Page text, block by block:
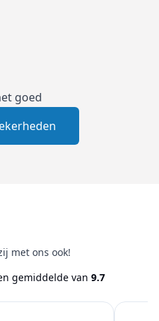
goed
met ons ook!
gemiddelde van 9.7